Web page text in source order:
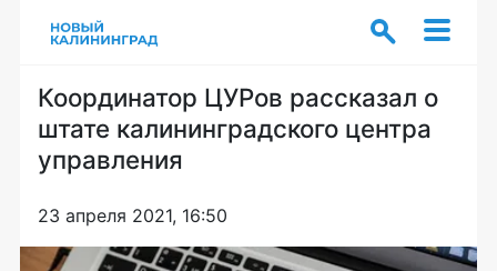
Координатор ЦУРов рассказал о
штате калининградского центра
управления
23 апреля 2021, 16:50